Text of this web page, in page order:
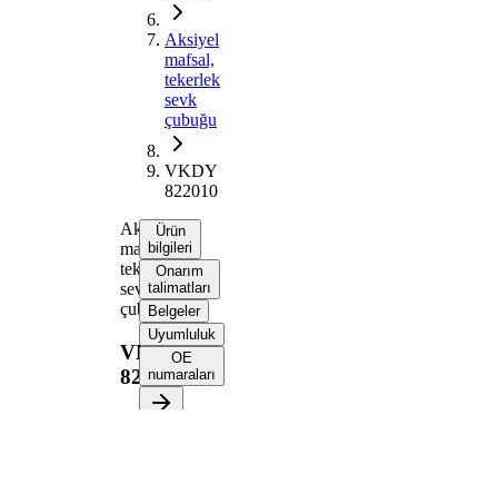
Aksiyel
mafsal,
tekerlek
sevk
çubuğu
VKDY
822010
Aksiyel
mafsal,
tekerlek
sevk
çubuğu
VKDY
822010
Ürün
bilgileri
Onarım
talimatları
Belgeler
Uyumluluk
OE
numaraları